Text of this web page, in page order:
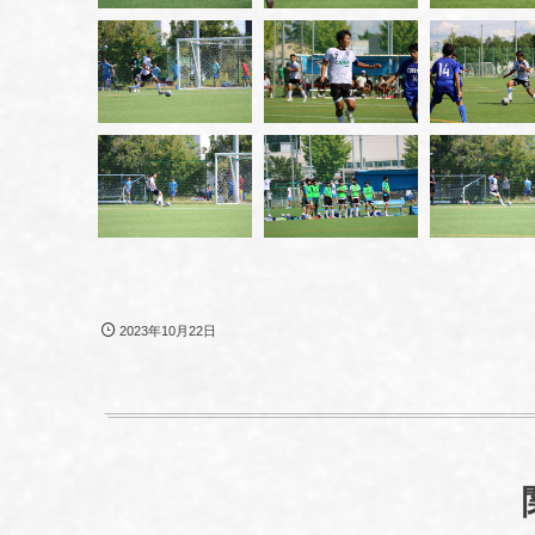
2023年10月22日